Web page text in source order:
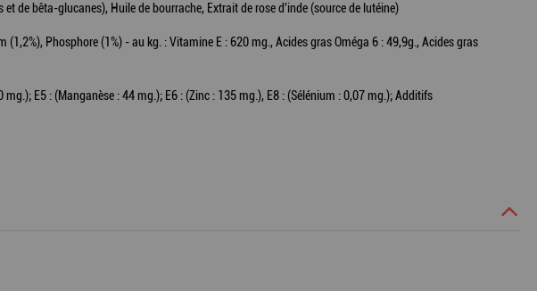
de bêta-glucanes), Huile de bourrache, Extrait de rose d'inde (source de lutéine)
(1,2%), Phosphore (1%) - au kg. : Vitamine E : 620 mg., Acides gras Oméga 6 : 49,9g., Acides gras
E5 : (Manganèse : 44 mg.); E6 : (Zinc : 135 mg.), E8 : (Sélénium : 0,07 mg.); Additifs